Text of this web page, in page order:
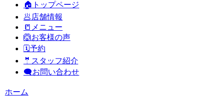
🏠トップページ
🥟店舗情報
📒メニュー
🙆お客様の声
🗓️予約
🤵スタッフ紹介
🗨️お問い合わせ
ホーム